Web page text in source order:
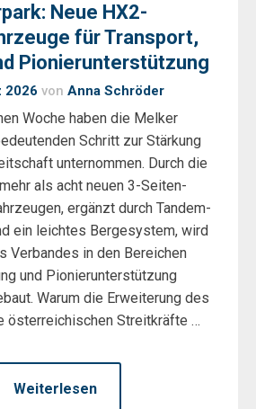
Neue HX2-
für Transport,
Pionierunterstützung
2026 von Anna Schröder
Woche haben die Melker
Schritt zur Stärkung
unternommen. Durch die
als acht neuen 3-Seiten-
ergänzt durch Tandem-
ein leichtes Bergesystem, wird
Verbandes in den Bereichen
und Pionierunterstützung
Warum die Erweiterung des
österreichischen Streitkräfte …
Weiterlesen